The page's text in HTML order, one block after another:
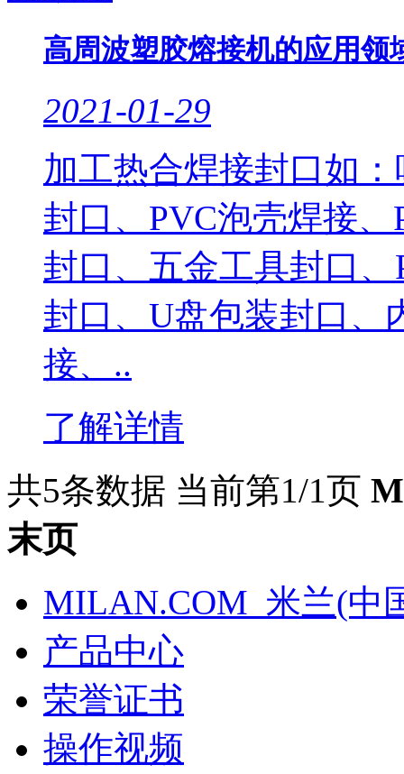
高周波塑胶熔接机的应用领
2021-01-29
加工热合焊接封口如
封口、PVC泡壳焊接
封口、五金工具封口
封口、U盘包装封口、
接、..
了解详情
共5条数据 当前第1/1页
末页
MILAN.COM_米兰(中
产品中心
荣誉证书
操作视频